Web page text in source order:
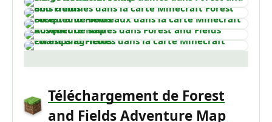
Téléchargement de Forest
and Fields Adventure Map